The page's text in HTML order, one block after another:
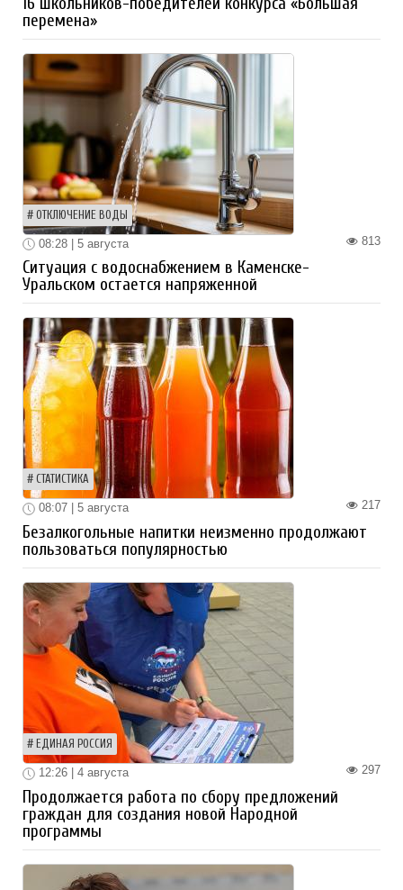
перемена»
ОТКЛЮЧЕНИЕ ВОДЫ
813
08:28 | 5 августа
Ситуация с водоснабжением в Каменске-
Уральском остается напряженной
СТАТИСТИКА
217
08:07 | 5 августа
Безалкогольные напитки неизменно продолжают
пользоваться популярностью
ЕДИНАЯ РОССИЯ
297
12:26 | 4 августа
Продолжается работа по сбору предложений
граждан для создания новой Народной
программы